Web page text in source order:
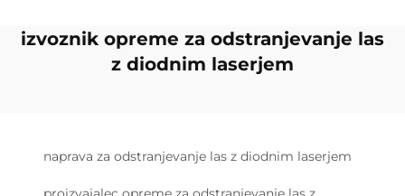
izvoznik opreme za odstranjevanje las
z diodnim laserjem
naprava za odstranjevanje las z diodnim laserjem